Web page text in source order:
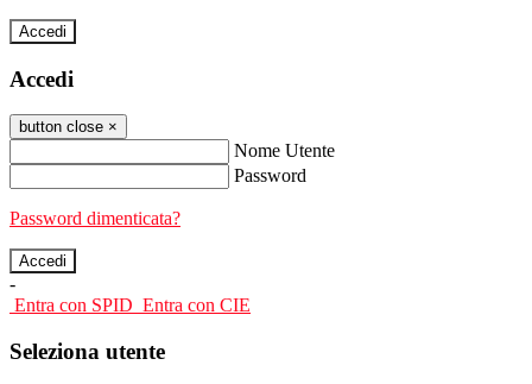
Accedi
Accedi
button close ×
Nome Utente
Password
Password dimenticata?
-
Entra con SPID Entra con CIE
Seleziona utente